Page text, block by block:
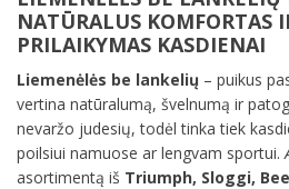
NATŪRALUS KOMFORTAS
PRILAIKYMAS KASDIENAI
Liemenėlės be lankelių – puikus
vertina natūralumą, švelnumą ir
nevaržo judesių, todėl tinka tiek
poilsiui namuose ar lengvam sportui.
asortimentą iš Triumph, Sloggi,